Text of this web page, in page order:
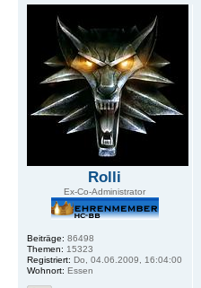
Rolli
Ex-Co-Administrator
Beiträge: 86498
Themen: 15323
Registriert: Do, 04.06.2009, 16:04:00
Wohnort: Essen